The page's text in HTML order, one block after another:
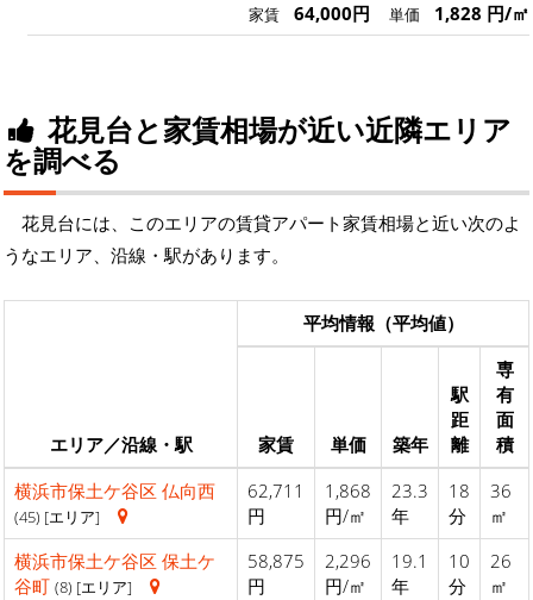
家賃 64,000円 単価 1,828 円/㎡
花見台と家賃相場が近い近隣エリア
を調べる
花見台には、このエリアの賃貸アパート家賃相場と近い次のよ
うなエリア、沿線・駅があります。
エリア／沿線・駅
平均情報（平均値）
家賃 単価 築年
駅
距
離
専
有
面
積
横浜市保土ケ谷区 仏向西
(45) [エリア]
62,711
円
1,868
円/㎡
23.3
年
18
分
36
㎡
横浜市保土ケ谷区 保土ケ
谷町 (8) [エリア]
58,875
円
2,296
円/㎡
19.1
年
10
分
26
㎡